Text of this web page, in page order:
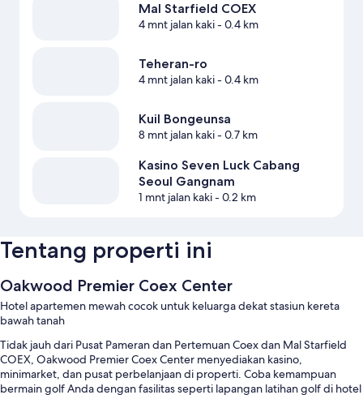
Mal Starfield COEX
4 mnt jalan kaki- 0.4 km
Teheran-ro
4 mnt jalan kaki- 0.4 km
Kuil Bongeunsa
8 mnt jalan kaki- 0.7 km
Kasino Seven Luck Cabang
Seoul Gangnam
1 mnt jalan kaki- 0.2 km
Tentang properti ini
Oakwood Premier Coex Center
Hotel apartemen mewah cocok untuk keluarga dekat stasiun kereta
bawah tanah
Tidak jauh dari Pusat Pameran dan Pertemuan Coex dan Mal Starfield
COEX, Oakwood Premier Coex Center menyediakan kasino,
minimarket, dan pusat perbelanjaan di properti. Coba kemampuan
bermain golf Anda dengan fasilitas seperti lapangan latihan golf di hotel